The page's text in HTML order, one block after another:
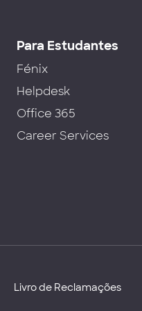
Para Estudantes
Fénix
Helpdesk
Office 365
Career Services
Livro de Reclamações